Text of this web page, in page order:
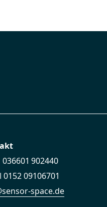
902440
09106701
space.de